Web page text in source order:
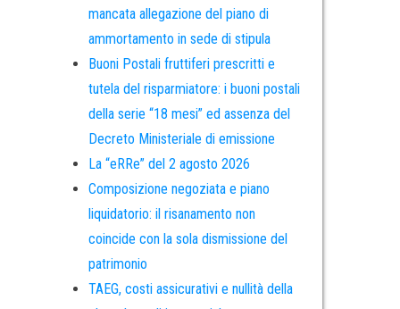
mancata allegazione del piano di
ammortamento in sede di stipula
Buoni Postali fruttiferi prescritti e
tutela del risparmiatore: i buoni postali
della serie “18 mesi” ed assenza del
Decreto Ministeriale di emissione
La “eRRe” del 2 agosto 2026
Composizione negoziata e piano
liquidatorio: il risanamento non
coincide con la sola dismissione del
patrimonio
TAEG, costi assicurativi e nullità della